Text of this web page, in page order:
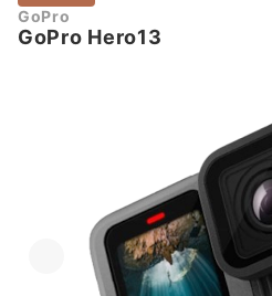
GoPro
GoPro Hero13